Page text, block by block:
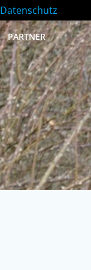
Datenschutz
PARTNER